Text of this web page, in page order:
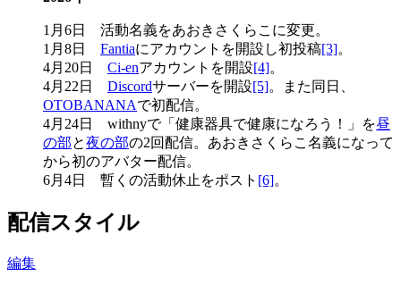
1月6日 活動名義をあおきさくらこに変更。
1月8日 Fantiaにアカウントを開設し初投稿[3]。
4月20日 Ci-enアカウントを開設[4]。
4月22日 Discordサーバーを開設[5]。また同日、
OTOBANANAで初配信。
4月24日 withnyで「健康器具で健康になろう！」を昼
の部と夜の部の2回配信。あおきさくらこ名義になって
から初のアバター配信。
6月4日 暫くの活動休止をポスト [6]。
配信スタイル
編集